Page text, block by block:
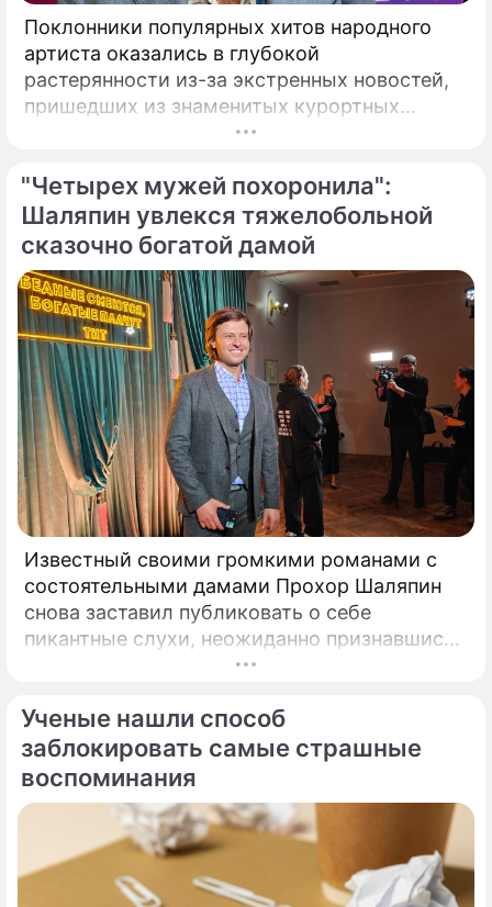
Поклонники популярных хитов народного
артиста оказались в глубокой
растерянности из-за экстренных новостей,
пришедших из знаменитых курортных
городов. Григорий Лепс, чей гастрольный
вперед, ошарашил публику крайне
неприятным решением.
"Четырех мужей похоронила":
Шаляпин увлекся тяжелобольной
сказочно богатой дамой
Известный своими громкими романами с
состоятельными дамами Прохор Шаляпин
снова заставил публиковать о себе
пикантные слухи, неожиданно признавшись
в чувствах к весьма непростой женщина.
представительниц прекрасного пола с
внушительным жизненным опытом Прохор
Шаляпин вновь оказался в эпицентре
Ученые нашли способ
заблокировать самые страшные
воспоминания